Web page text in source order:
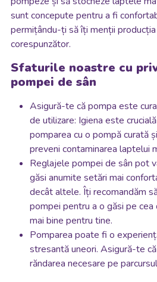
sunt concepute pentru a fi
permițându-ți să îți menții
corespunzător.
Sfaturile noastre cu
pompei de sân
Asigură-te că pompa este
de utilizare: Igiena este
pomparea cu o pompă curată
preveni contaminarea laptelui
Reglajele pompei de sân pot
găsi anumite setări mai
decât altele. Îți recomandăm
pompei pentru a o găsi pe cea
mai bine pentru tine.
Pomparea poate fi o
stresantă uneori. Asigură-te
răndarea necesare pe